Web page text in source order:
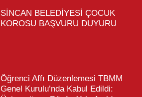
SİNCAN BELEDİYESİ ÇOCUK
KOROSU BAŞVURU DUYURU
Öğrenci Affı Düzenlemesi TBMM
Genel Kurulu’nda Kabul Edildi: